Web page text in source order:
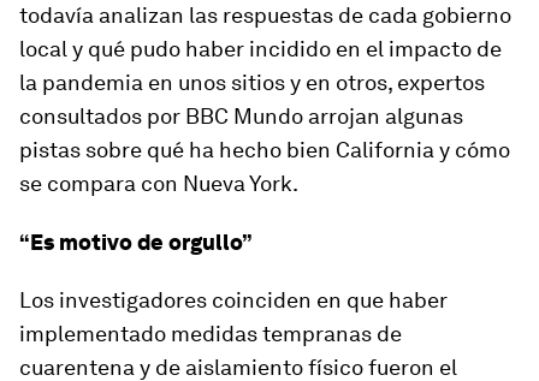
todavía analizan las respuestas de cada gobierno
local y qué pudo haber incidido en el impacto de
la pandemia en unos sitios y en otros, expertos
consultados por BBC Mundo arrojan algunas
pistas sobre qué ha hecho bien California y cómo
se compara con Nueva York.
“Es motivo de orgullo”
Los investigadores coinciden en que haber
implementado medidas tempranas de
cuarentena y de aislamiento físico fueron el